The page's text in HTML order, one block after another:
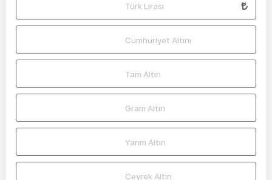
Türk Lirası
Cumhuriyet Altını
Tam Altın
Gram Altın
Yarım Altın
Çeyrek Altın